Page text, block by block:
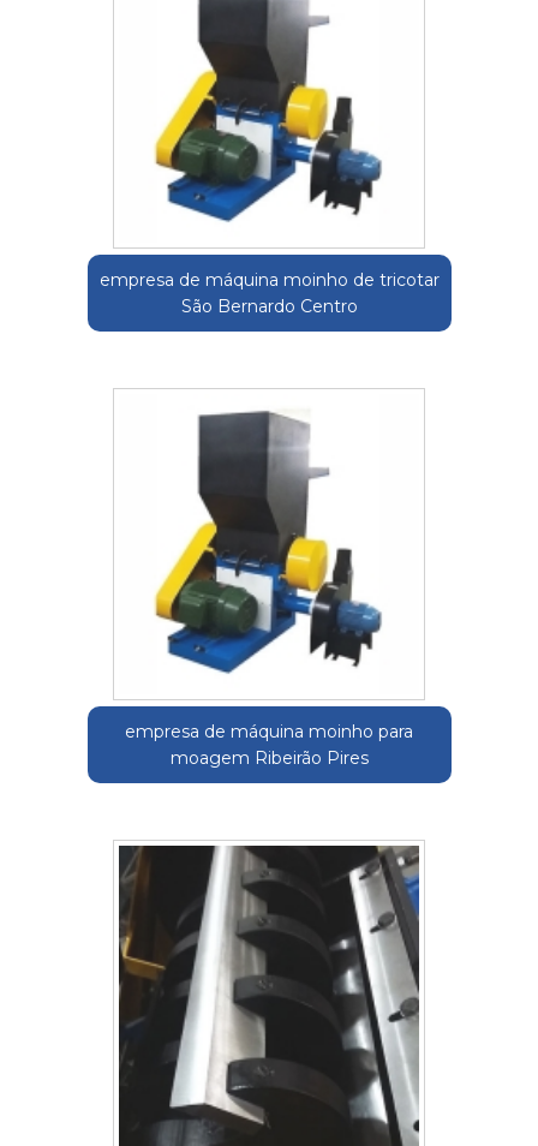
empresa de máquina moinho de tricotar
São Bernardo Centro
empresa de máquina moinho para
moagem Ribeirão Pires